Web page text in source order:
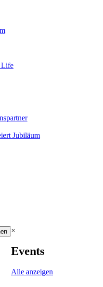
Life
Jubiläum
×
Events
Alle anzeigen